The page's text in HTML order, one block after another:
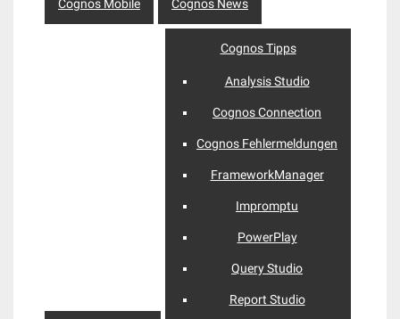
Cognos Mobile Cognos News
Cognos Tipps
Analysis Studio
Cognos Connection
Cognos Fehlermeldungen
FrameworkManager
Impromptu
PowerPlay
Query Studio
Report Studio